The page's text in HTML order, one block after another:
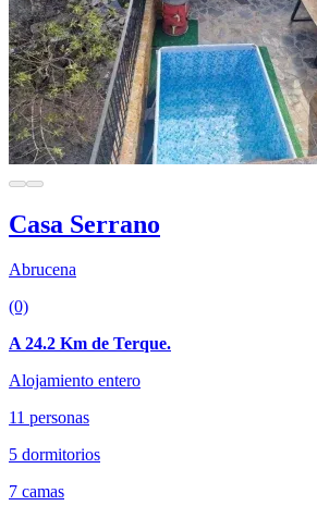
Casa Serrano
Abrucena
(0)
A 24.2 Km de Terque.
Alojamiento entero
11 personas
5 dormitorios
7 camas